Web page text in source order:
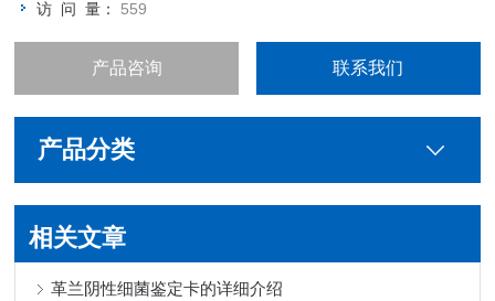
访 问 量： 559
产品咨询 联系我们
产品分类
相关文章
革兰阴性细菌鉴定卡的详细介绍